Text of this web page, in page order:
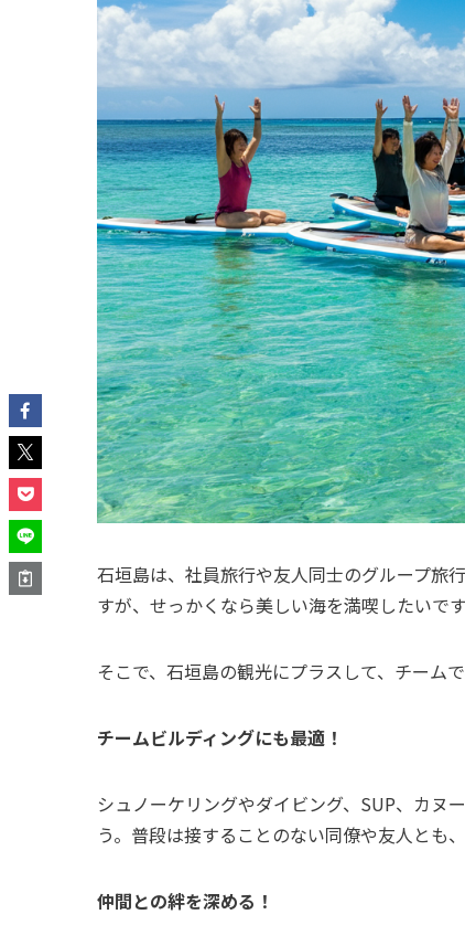
石垣島は、社員旅行や友人同士のグループ旅
すが、せっかくなら美しい海を満喫したいで
そこで、石垣島の観光にプラスして、チーム
チームビルディングにも最適！
シュノーケリングやダイビング、SUP、カヌ
う。普段は接することのない同僚や友人とも
仲間との絆を深める！